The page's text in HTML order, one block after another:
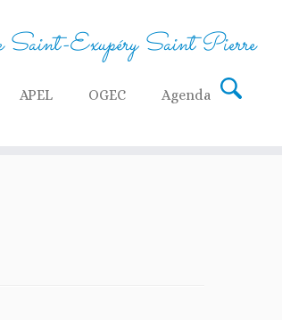
Saint-Exupéry Saint Pierre
APEL OGEC
Agenda